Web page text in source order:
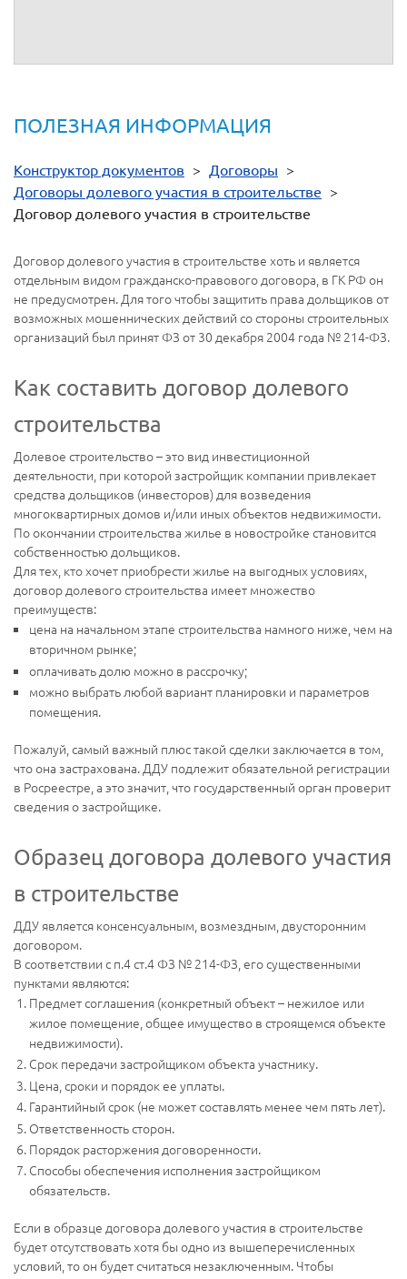
ПОЛЕЗНАЯ ИНФОРМАЦИЯ
Конструктор документов > Договоры >
Договоры долевого участия в строительстве >
Договор долевого участия в строительстве
Договор долевого участия в строительстве хоть и является
отдельным видом гражданско-правового договора, в ГК РФ он
не предусмотрен. Для того чтобы защитить права дольщиков от
возможных мошеннических действий со стороны строительных
организаций был принят ФЗ от 30 декабря 2004 года № 214-ФЗ.
Как составить договор долевого
строительства
Долевое строительство – это вид инвестиционной
деятельности, при которой застройщик компании привлекает
средства дольщиков (инвесторов) для возведения
многоквартирных домов и/или иных объектов недвижимости.
По окончании строительства жилье в новостройке становится
собственностью дольщиков.
Для тех, кто хочет приобрести жилье на выгодных условиях,
договор долевого строительства имеет множество
преимуществ:
цена на начальном этапе строительства намного ниже, чем на
вторичном рынке;
оплачивать долю можно в рассрочку;
можно выбрать любой вариант планировки и параметров
помещения.
Пожалуй, самый важный плюс такой сделки заключается в том,
что она застрахована. ДДУ подлежит обязательной регистрации
в Росреестре, а это значит, что государственный орган проверит
сведения о застройщике.
Образец договора долевого участия
в строительстве
ДДУ является консенсуальным, возмездным, двусторонним
договором.
В соответствии с п.4 ст.4 ФЗ № 214-ФЗ, его существенными
пунктами являются:
Предмет соглашения (конкретный объект – нежилое или
жилое помещение, общее имущество в строящемся объекте
недвижимости).
Срок передачи застройщиком объекта участнику.
Цена, сроки и порядок ее уплаты.
Гарантийный срок (не может составлять менее чем пять лет).
Ответственность сторон.
Порядок расторжения договоренности.
Способы обеспечения исполнения застройщиком
обязательств.
Если в образце договора долевого участия в строительстве
будет отсутствовать хотя бы одно из вышеперечисленных
условий, то он будет считаться незаключенным. Чтобы